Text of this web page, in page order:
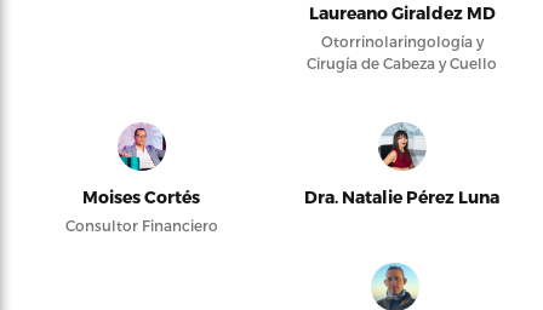
Laureano Giraldez MD
Otorrinolaringología y
Cirugía de Cabeza y Cuello
Moises Cortés
Consultor Financiero
Dra. Natalie Pérez Luna